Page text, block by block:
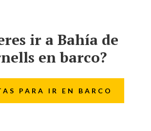
ir a Bahía de
en barco?
PARA IR EN BARCO